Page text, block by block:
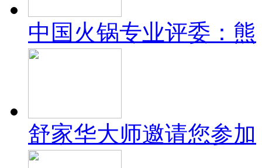
中国火锅专业评委：熊
舒家华大师邀请您参加